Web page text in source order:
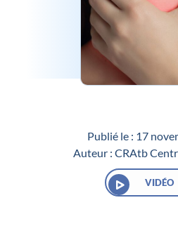
Publié le : 17
Auteur : CRAtb
VIDÉO